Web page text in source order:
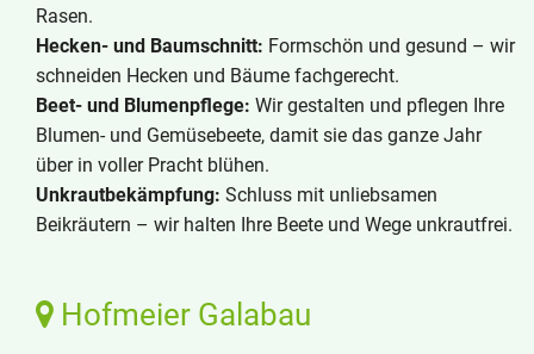
Rasen.
Hecken- und Baumschnitt: Formschön und gesund – wir
schneiden Hecken und Bäume fachgerecht.
Beet- und Blumenpflege: Wir gestalten und pflegen Ihre
Blumen- und Gemüsebeete, damit sie das ganze Jahr
über in voller Pracht blühen.
Unkrautbekämpfung: Schluss mit unliebsamen
Beikräutern – wir halten Ihre Beete und Wege unkrautfrei.
Hofmeier Galabau